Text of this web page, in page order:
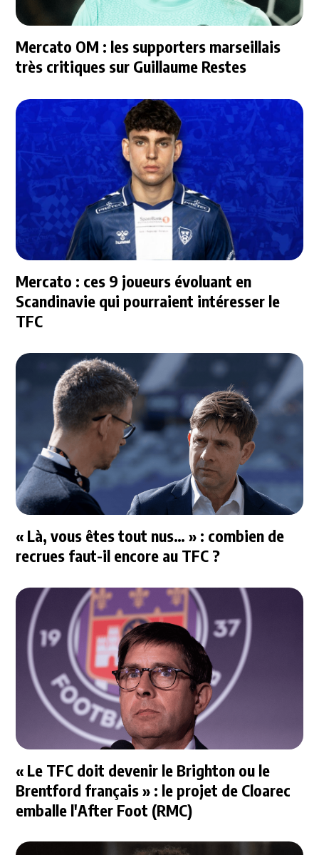
Mercato OM : les supporters marseillais
très critiques sur Guillaume Restes
Mercato : ces 9 joueurs évoluant en
Scandinavie qui pourraient intéresser le
TFC
« Là, vous êtes tout nus… » : combien de
recrues faut-il encore au TFC ?
« Le TFC doit devenir le Brighton ou le
Brentford français » : le projet de Cloarec
emballe l'After Foot (RMC)